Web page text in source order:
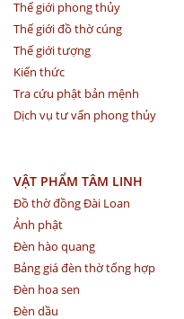
Thế giới phong thủy
Thế giới đồ thờ cúng
Thế giới tượng
Kiến thức
Tra cứu phật bản mệnh
Dịch vụ tư vấn phong thủy
VẬT PHẨM TÂM LINH
Đồ thờ đồng Đài Loan
Ảnh phật
Đèn hào quang
Bảng giá đèn thờ tổng hợp
Đèn hoa sen
Đèn dầu